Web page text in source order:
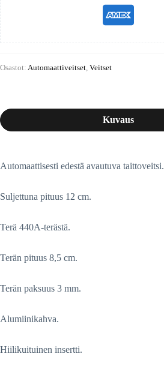
Osastot: Automaattiveitset Veitset
Kuvaus
Automaattisesti edestä avautuva taittoveitsi.
Suljettuna pituus 12 cm.
Terä 440A-terästä.
Terän pituus 8,5 cm.
Terän paksuus 3 mm.
Alumiinikahva.
Hiilikuituinen insertti.